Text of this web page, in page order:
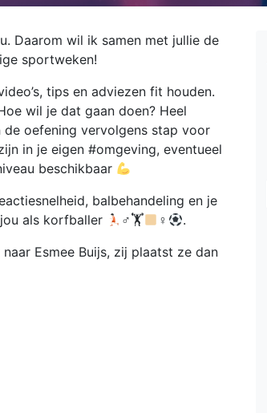
Daarom wil ik samen met jullie de
sportweken!
tips en adviezen fit houden.
wil je dat gaan doen? Heel
oefening vervolgens stap voor
in je eigen #omgeving, eventueel
beschikbaar
balbehandeling en je
als korfballer
‍♂🏋 ‍♀
.
Esmee Buijs, zij plaatst ze dan